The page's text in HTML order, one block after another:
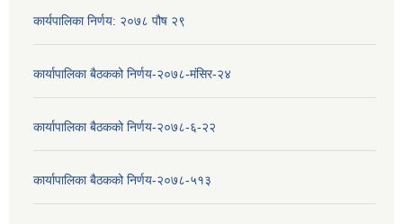
कार्यपालिका निर्णय: २०७८ पौष २९
कार्यापालिका बैठकको निर्णय-२०७८-मंसिर-२४
कार्यापालिका बैठकको निर्णय-२०७८-६-२२
कार्यापालिका बैठकको निर्णय-२०७८-५१३